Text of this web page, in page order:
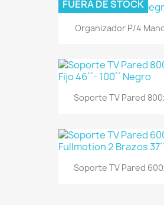
Organizador P/4
FUERA DE STOCK
Soporte TV Pared
Soporte TV Pared